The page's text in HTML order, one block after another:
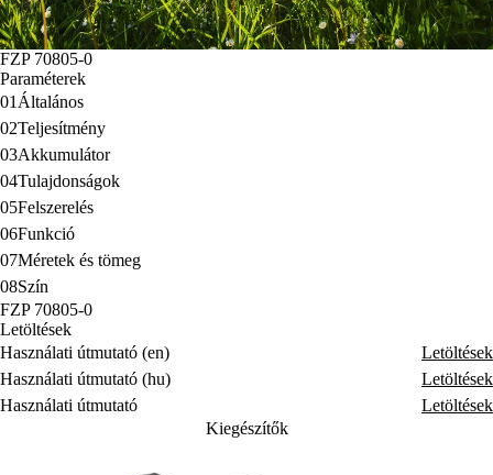
FZP 70805-0
Paraméterek
01 Általános
02Teljesítmény
03Akkumulátor
04Tulajdonságok
05Felszerelés
06Funkció
07Méretek és tömeg
08Szín
FZP 70805-0
Letöltések
Használati útmutató (en)
Letöltések
Használati útmutató (hu)
Letöltések
Használati útmutató
Letöltések
Kiegészítők